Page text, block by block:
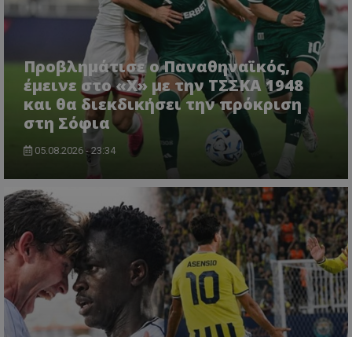
Προβλημάτισε ο Παναθηναϊκός,
έμεινε στο «Χ» με την ΤΣΣΚΑ 1948
και θα διεκδικήσει την πρόκριση
στη Σόφια
05.08.2026 - 23:34